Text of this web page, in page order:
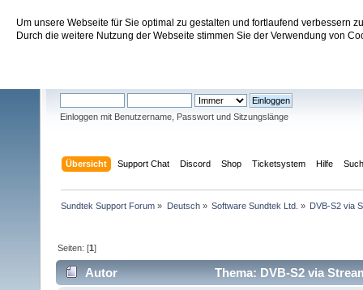
Um unsere Webseite für Sie optimal zu gestalten und fortlaufend verbessern
Durch die weitere Nutzung der Webseite stimmen Sie der Verwendung von
Sundtek Support Forum
Einloggen mit Benutzername, Passwort und Sitzungslänge
Übersicht Support Chat Discord Shop Ticketsystem Hilfe
Sundtek Support Forum » Deutsch» Software Sundtek Ltd. » DVB-S2 via
Seiten: [1]
Autor Thema: DVB-S2 via